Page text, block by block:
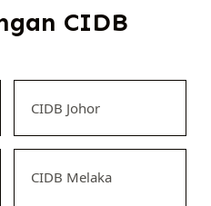
CIDB
CIDB Johor
CIDB Melaka